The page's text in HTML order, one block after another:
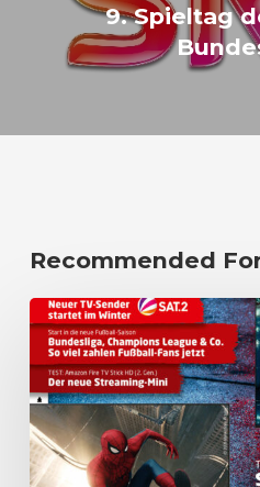
9. Spieltag
Recommended